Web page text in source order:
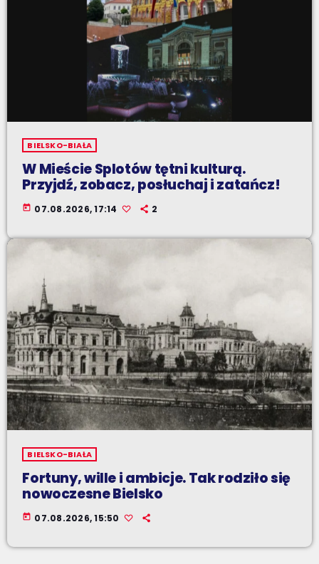
BIELSKO-BIAŁA
W Mieście Splotów tętni kulturą.
Przyjdź, zobacz, posłuchaj i zatańcz!
today 07.08.2026, 17:14 2
BIELSKO-BIAŁA
Fortuny, wille i ambicje. Tak rodziło się
nowoczesne Bielsko
today 07.08.2026, 15:50